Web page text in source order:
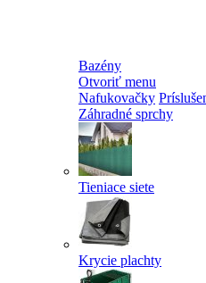
Bazény
Otvoriť menu
Nafukovačky
Záhradné sprchy
Tieniace siete
Krycie plachty